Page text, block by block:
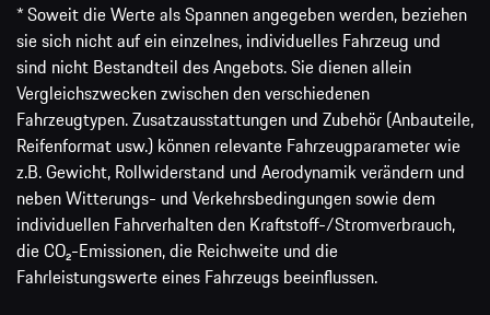
* Soweit die Werte als Spannen angegeben werden, beziehen
sie sich nicht auf ein einzelnes, individuelles Fahrzeug und
sind nicht Bestandteil des Angebots. Sie dienen allein
Vergleichszwecken zwischen den verschiedenen
Fahrzeugtypen. Zusatzausstattungen und Zubehör (Anbauteile,
Reifenformat usw.) können relevante Fahrzeugparameter wie
z.B. Gewicht, Rollwiderstand und Aerodynamik verändern und
neben Witterungs- und Verkehrsbedingungen sowie dem
individuellen Fahrverhalten den Kraftstoff-/Stromverbrauch,
die CO₂-Emissionen, die Reichweite und die
Fahrleistungswerte eines Fahrzeugs beeinflussen.